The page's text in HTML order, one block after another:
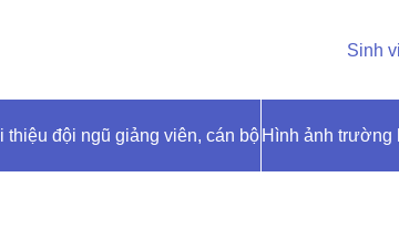
Sinh
thiệu đội ngũ giảng viên, cán bộ Hình ảnh trường